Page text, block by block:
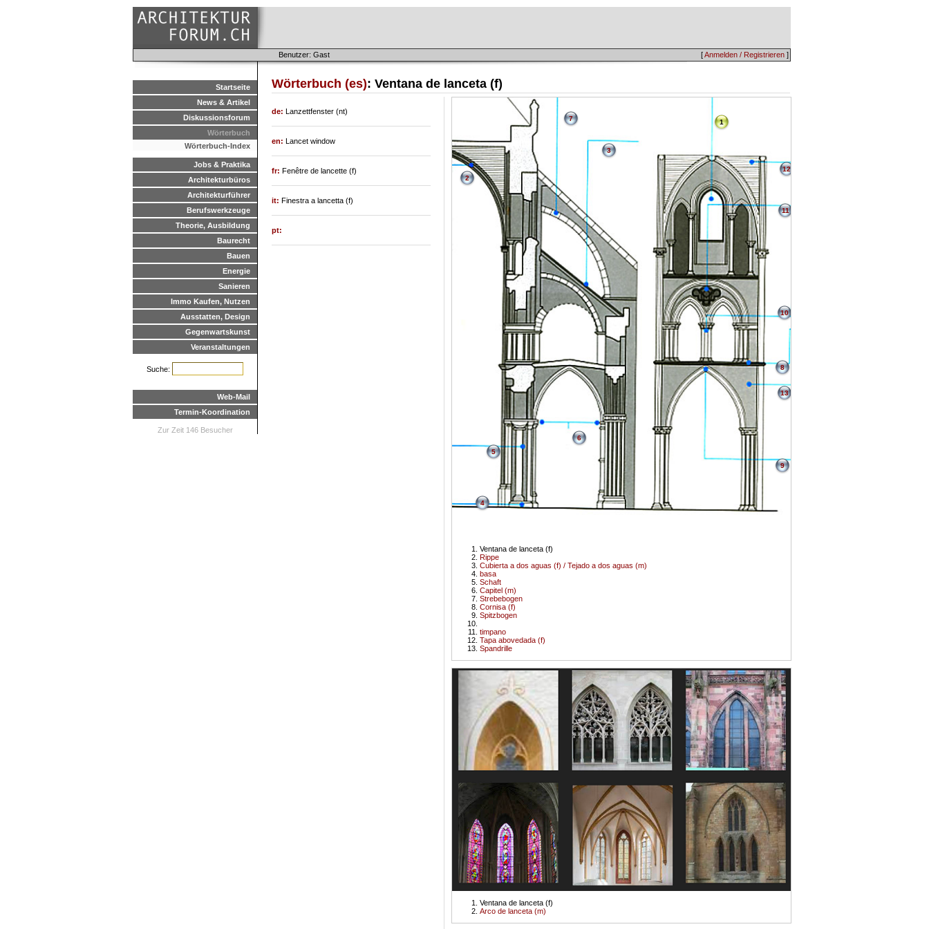
[Anmelden / Registrieren ]
Benutzer: Gast
Startseite
News & Artikel
Diskussionsforum
Wörterbuch
Wörterbuch-Index
Jobs & Praktika
Architekturbüros
Architekturführer
Berufswerkzeuge
Theorie, Ausbildung
Baurecht
Bauen
Energie
Sanieren
Immo Kaufen, Nutzen
Ausstatten, Design
Gegenwartskunst
Veranstaltungen
Suche:
Web-Mail
Termin-Koordination
Zur Zeit 146 Besucher
Wörterbuch (es): Ventana de lanceta (f)
1
Ventana de lanceta (f)
Rippe
2
Cubierta a dos aguas (f) / Tejado a dos aguas (m)
3
basa
4
Schaft
5
Capitel (m)
6
Strebebogen
7
Cornisa (f)
8
Spitzbogen
9
10
timpano
11
Tapa abovedada (f)
12
Spandrille
13
Ventana de lanceta (f)
Arco de lanceta (m)
de: Lanzettfenster (nt)
en: Lancet window
fr: Fenêtre de lancette (f)
it: Finestra a lancetta (f)
pt: